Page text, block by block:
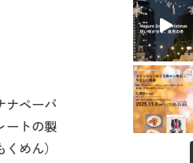
ナペーパ
ートの製
めん）